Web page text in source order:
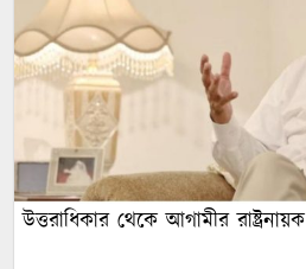
উত্তরাধিকার থেকে আগামীর রাষ্ট্রনায়ক